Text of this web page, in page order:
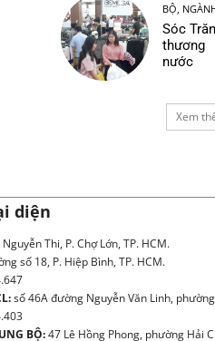
BỘ,
Sóc
nước
Xem
diện
Thi, P. Chợ Lớn, TP. HCM.
số 18, P. Hiệp Bình, TP. HCM.
số 46A đường Nguyễn Văn Linh,
BỘ:47 Lê Hồng Phong, phường Hải